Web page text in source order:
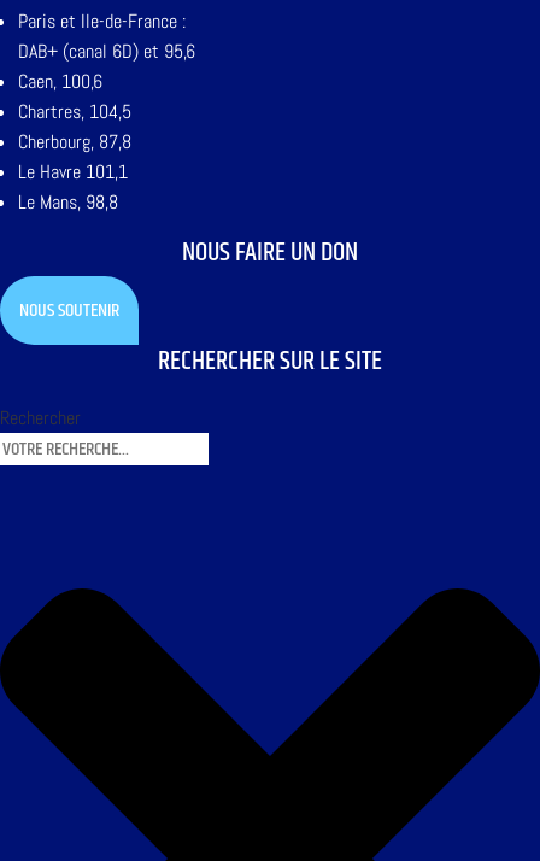
Paris et Ile-de-France :
DAB+ (canal 6D) et 95,6
Caen, 100,6
Chartres, 104,5
Cherbourg, 87,8
Le Havre 101,1
Le Mans, 98,8
NOUS FAIRE UN DON
NOUS SOUTENIR
RECHERCHER SUR LE SITE
Rechercher